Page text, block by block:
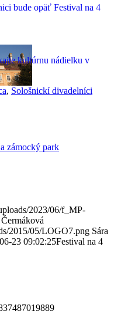
zámocký park
bude opäť Festival na 4
kultúrnu nádielku v
, Sološnickí divadelníci
2023/06/f_MP-
Čermáková
2015/05/LOGO7.png Sára
23 09:02:25Festival na 4